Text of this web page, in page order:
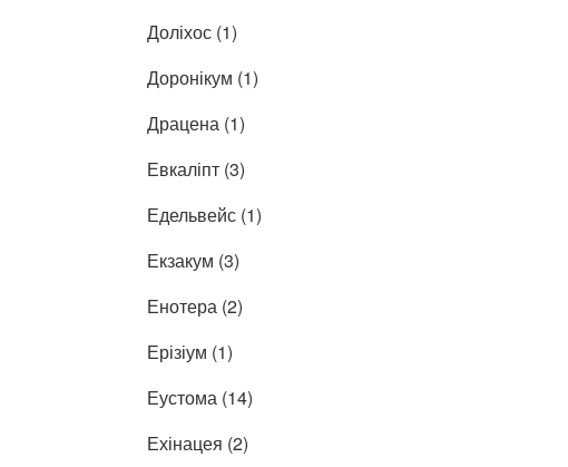
Доліхос (1)
Доронікум (1)
Драцена (1)
Евкаліпт (3)
Едельвейс (1)
Екзакум (3)
Енотера (2)
Ерізіум (1)
Еустома (14)
Ехінацея (2)